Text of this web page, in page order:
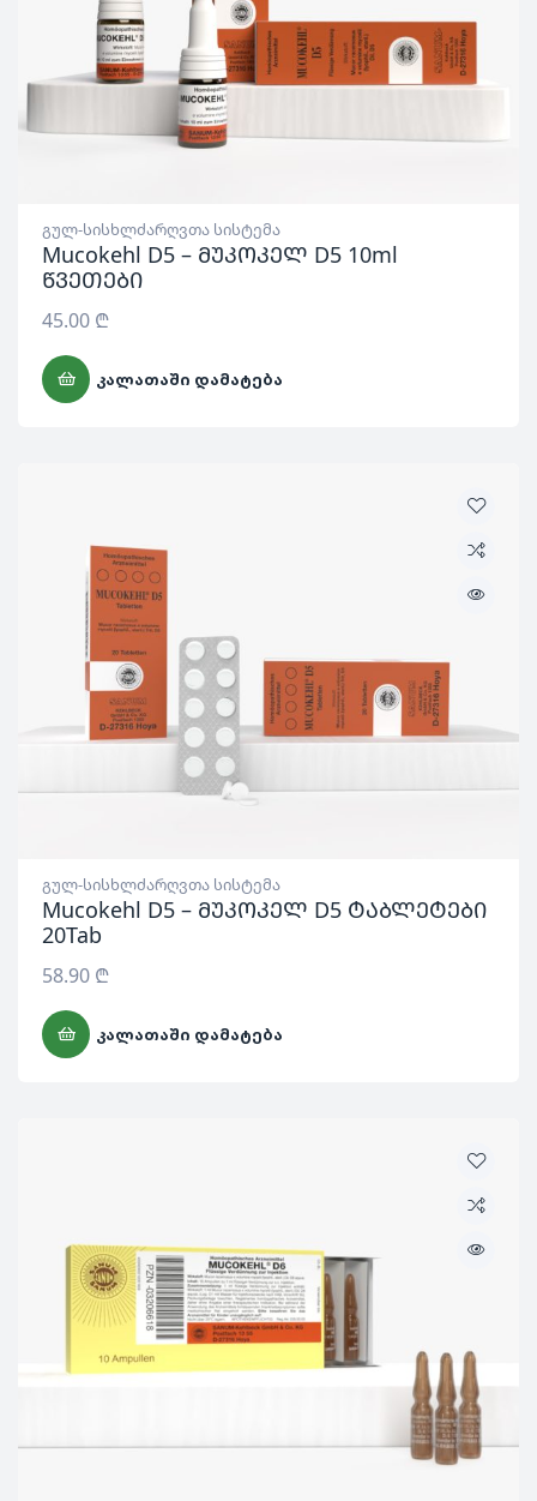
გულ-სისხლძარღვთა სისტემა
Mucokehl D5 – მუკოკელ D5 10ml
წვეთები
45.00 ₾
ᲙᲐᲚᲐᲗᲐᲨᲘ ᲓᲐᲛᲐᲢᲔᲑᲐ
გულ-სისხლძარღვთა სისტემა
Mucokehl D5 – მუკოკელ D5 ტაბლეტები
20Tab
58.90 ₾
ᲙᲐᲚᲐᲗᲐᲨᲘ ᲓᲐᲛᲐᲢᲔᲑᲐ